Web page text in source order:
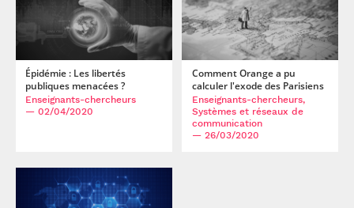
Épidémie : Les libertés
publiques menacées ?
Enseignants-chercheurs
— 02/04/2020
Comment Orange a pu
calculer l'exode des Parisiens
Enseignants-chercheurs,
Systèmes et réseaux de
communication
— 26/03/2020